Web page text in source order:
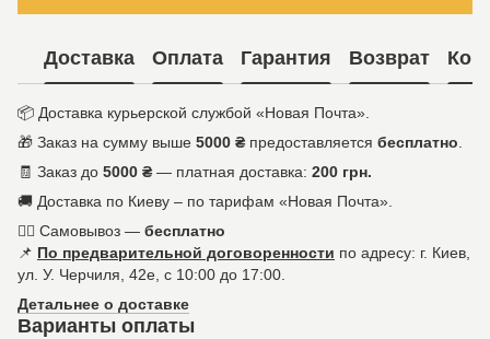
Доставка Оплата Гарантия Возврат
📦 Доставка курьерской службой «Новая Почта».
🎁 Заказ на сумму выше 5000 ₴ предоставляется бесплатно
🧾 Заказ до 5000 ₴ — платная доставка: 200 грн.
🚚 Доставка по Киеву – по тарифам «Новая Почта».
🚶‍♀️ Самовывоз — бесплатно
📌 По предварительной договоренности по адресу: г. Киев,
ул. У. Черчиля, 42е, с 10:00 до 17:00.
Детальнее о доставке
Варианты оплаты